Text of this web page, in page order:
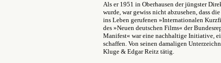
Als er 1951 in Oberhausen der jüngster
wurde, war gewiss nicht abzusehen, dass
ins Leben gerufenen »Internationalen
des »Neuen deutschen Films« der
Manifest« war eine nachhaltige Initiative,
schaffen. Von seinen damaligen
Kluge & Edgar Reitz tätig.